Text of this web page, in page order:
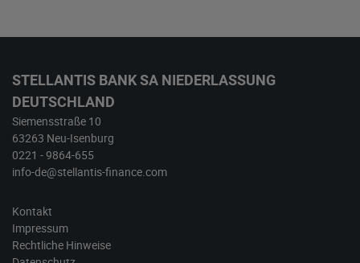
STELLANTIS BANK SA NIEDERLASSUNG
DEUTSCHLAND
Siemensstraße 10
63263 Neu-Isenburg
0221 - 9864-655
info-de@stellantis-finance.com
Kontakt
Impressum
Rechtliche Hinweise